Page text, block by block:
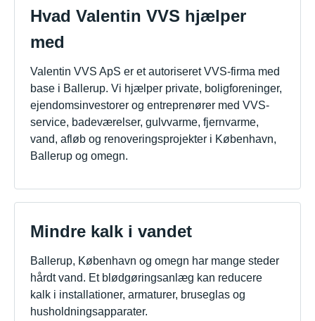
Hvad Valentin VVS hjælper
med
Valentin VVS ApS er et autoriseret VVS-firma med
base i Ballerup. Vi hjælper private, boligforeninger,
ejendomsinvestorer og entreprenører med VVS-
service, badeværelser, gulvvarme, fjernvarme,
vand, afløb og renoveringsprojekter i København,
Ballerup og omegn.
Mindre kalk i vandet
Ballerup, København og omegn har mange steder
hårdt vand. Et blødgøringsanlæg kan reducere
kalk i installationer, armaturer, bruseglas og
husholdningsapparater.